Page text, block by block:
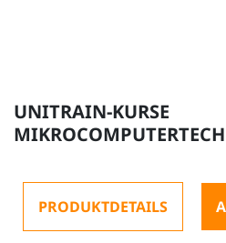
UNITRAIN-KURSE
PRODUKTDETAILS